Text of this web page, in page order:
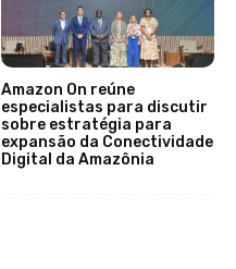
Amazon On reúne
especialistas para discutir
sobre estratégia para
expansão da Conectividade
Digital da Amazônia